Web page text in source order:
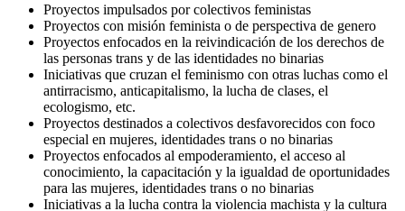
Proyectos impulsados por colectivos feministas
Proyectos con misión feminista o de perspectiva de genero
Proyectos enfocados en la reivindicación de los derechos de
las personas trans y de las identidades no binarias
Iniciativas que cruzan el feminismo con otras luchas como el
antirracismo, anticapitalismo, la lucha de clases, el
ecologismo, etc.
Proyectos destinados a colectivos desfavorecidos con foco
especial en mujeres, identidades trans o no binarias
Proyectos enfocados al empoderamiento, el acceso al
conocimiento, la capacitación y la igualdad de oportunidades
para las mujeres, identidades trans o no binarias
Iniciativas a la lucha contra la violencia machista y la cultura